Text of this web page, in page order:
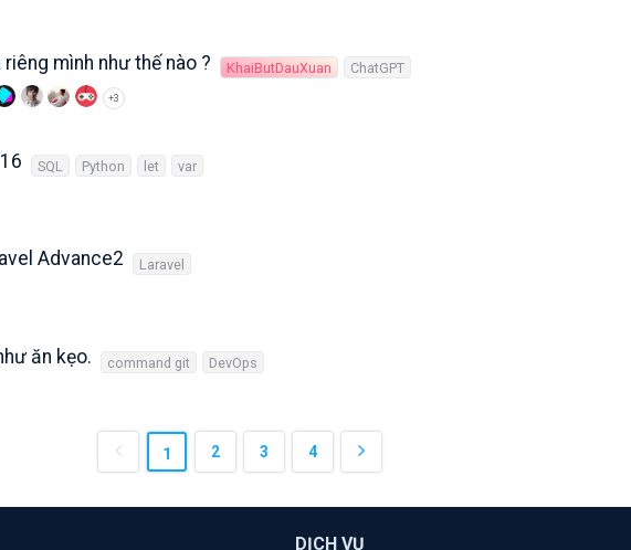
mình như thế nào ? KhaiButDauXuan ChatGPT
+3
SQL Python let var
Advance2 Laravel
ăn kẹo. command git DevOps
1 2 3 4
DỊCH VỤ